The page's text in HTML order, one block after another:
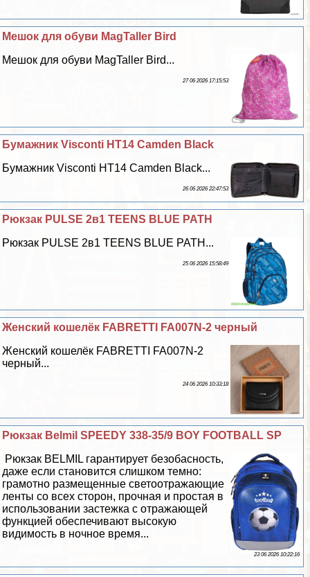
Мешок для обуви MagTaller Bird
Мешок для обуви MagTaller Bird...
27 06 2026 17:15:53
Бумажник Visconti HT14 Camden Black
Бумажник Visconti HT14 Camden Black...
26 06 2026 22:47:53
Рюкзак PULSE 2в1 TEENS BLUE PATH
Рюкзак PULSE 2в1 TEENS BLUE PATH...
25 06 2026 15:58:49
Женский кошелёк FABRETTI FA007N-2 черный
Женский кошелёк FABRETTI FA007N-2
черный...
24 06 2026 10:33:18
Рюкзак Belmil SPEEDY 338-35/9 BOY FOOTBALL SP
Рюкзак BELMIL гарантирует безобасность,
даже если становится слишком темно:
грамотно размещенные светоотражающие
ленты со всех сторон, прочная и простая в
использовании застежка с отражающей
функцией обеспечивают высокую
видимость в ночное время...
23 06 2026 10:22:16